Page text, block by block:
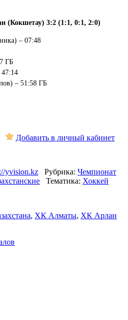
3:2 (1:1, 0:1, 2:0)
– 07:48
ГБ
– 51:58 ГБ
Добавить в личный кабинет
yvision.kz Рубрика: Чемпионат
Тематика: Хоккей
, ХК Алматы, ХК Арлан